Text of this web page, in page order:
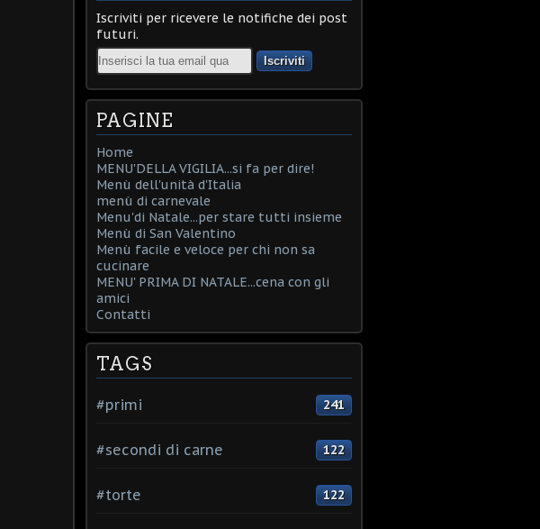
Iscriviti per ricevere le notifiche dei post
futuri.
Email
PAGINE
Home
MENU'DELLA VIGILIA...si fa per dire!
Menù dell'unità d'Italia
menù di carnevale
Menu'di Natale...per stare tutti insieme
Menù di San Valentino
Menù facile e veloce per chi non sa
cucinare
MENU' PRIMA DI NATALE...cena con gli
amici
Contatti
TAGS
#primi 241
#secondi di carne 122
#torte 122